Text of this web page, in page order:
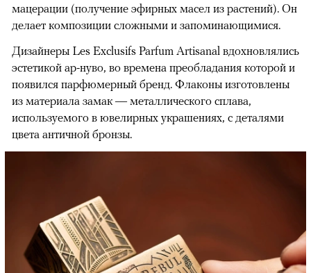
мацерации (получение эфирных масел из растений). Он
делает композиции сложными и запоминающимися.
Дизайнеры Les Exclusifs Parfum Artisanal вдохновлялись
эстетикой ар-нуво, во времена преобладания которой и
появился парфюмерный бренд. Флаконы изготовлены
из материала замак — металлического сплава,
используемого в ювелирных украшениях, с деталями
цвета античной бронзы.